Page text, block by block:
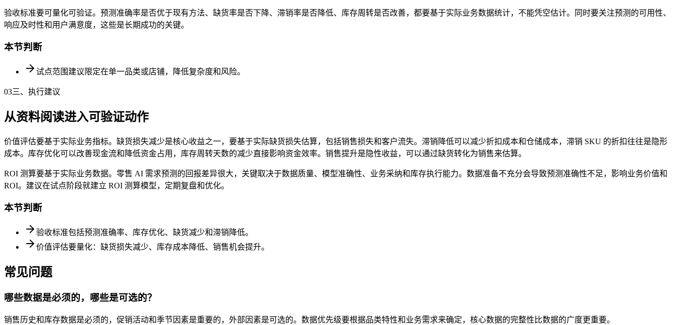
验收标准要可量化可验证。预测准确率是否优于现有方法、缺货率是否下降、滞销率是否降低、库存周转是否改善，都要基于实际业务数据统计，不能凭空估计。同时要关注预测的可用性、
响应及时性和用户满意度，这些是长期成功的关键。
本节判断
试点范围建议限定在单一品类或店铺，降低复杂度和风险。
03三、执行建议
从资料阅读进入可验证动作
价值评估要基于实际业务指标。缺货损失减少是核心收益之一，要基于实际缺货损失估算，包括销售损失和客户流失。滞销降低可以减少折扣成本和仓储成本，滞销 SKU 的折扣往往是隐形
成本。库存优化可以改善现金流和降低资金占用，库存周转天数的减少直接影响资金效率。销售提升是隐性收益，可以通过缺货转化为销售来估算。
ROI 测算要基于实际业务数据。零售 AI 需求预测的回报差异很大，关键取决于数据质量、模型准确性、业务采纳和库存执行能力。数据准备不充分会导致预测准确性不足，影响业务价值和
ROI。建议在试点阶段就建立 ROI 测算模型，定期复盘和优化。
本节判断
验收标准包括预测准确率、库存优化、缺货减少和滞销降低。
价值评估要量化：缺货损失减少、库存成本降低、销售机会提升。
常见问题
哪些数据是必须的，哪些是可选的？
销售历史和库存数据是必须的，促销活动和季节因素是重要的，外部因素是可选的。数据优先级要根据品类特性和业务需求来确定，核心数据的完整性比数据的广度更重要。